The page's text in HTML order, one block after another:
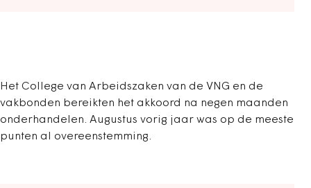
Het College van Arbeidszaken van de VNG en de
vakbonden bereikten het akkoord na negen maanden
onderhandelen. Augustus vorig jaar was op de meeste
punten al overeenstemming.